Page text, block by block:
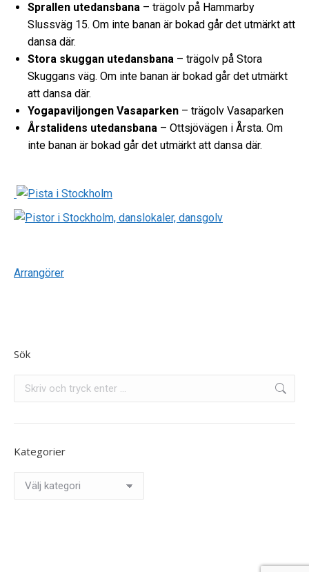
Sprallen utedansbana – trägolv på Hammarby
Slussväg 15. Om inte banan är bokad går det utmärkt att
dansa där.
Stora skuggan utedansbana – trägolv på Stora
Skuggans väg. Om inte banan är bokad går det utmärkt
att dansa där.
Yogapaviljongen Vasaparken – trägolv Vasaparken
Årstalidens utedansbana – Ottsjövägen i Årsta. Om
inte banan är bokad går det utmärkt att dansa där.
Arrangörer
Sök
Kategorier